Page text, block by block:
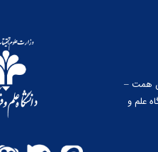
همت –
علم و